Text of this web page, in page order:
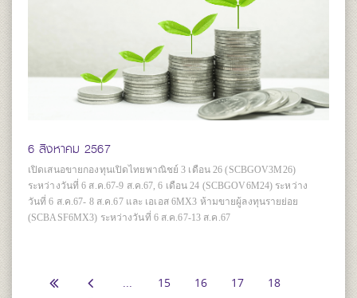
6 สิงหาคม 2567
เปิดเสนอขายกองทุนเปิดไทยพาณิชย์ 3 เดือน 26 (SCBGOV3M26)
ระหว่างวันที่ 6 ส.ค.67-9 ส.ค.67, 6 เดือน 24 (SCBGOV6M24) ระหว่าง
วันที่ 6 ส.ค.67- 8 ส.ค.67 และ เอเอส 6MX3 ห้ามขายผู้ลงทุนรายย่อย
(SCBASF6MX3) ระหว่างวันที่ 6 ส.ค.67-13 ส.ค.67
15 16 17
18